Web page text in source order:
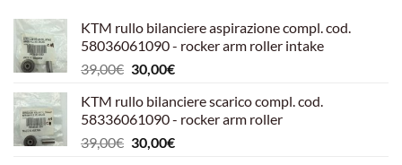
KTM rullo bilanciere aspirazione compl. cod.
58036061090 - rocker arm roller intake
39,00€ Il
originale
era:
39,00€.
30,00€Il
attuale
è:
30,00€.
KTM rullo bilanciere scarico compl. cod.
58336061090 - rocker arm roller
39,00€ Il
30,00€Il